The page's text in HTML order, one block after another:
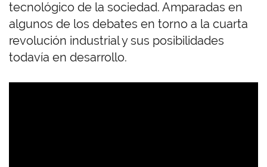
tecnológico de la sociedad. Amparadas en
algunos de los debates en torno a la cuarta
revolución industrial y sus posibilidades
todavía en desarrollo.